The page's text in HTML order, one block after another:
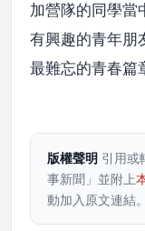
加營隊的同學當
有興趣的青年朋
最難忘的青春篇
版權聲明 引用或
事新聞」並附上
動加入原文連結。